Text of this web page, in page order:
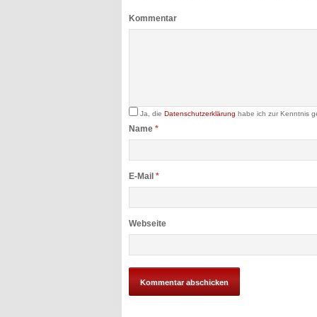
Kommentar
Ja, die Datenschutzerklärung habe ich zur Kenntnis
Name *
E-Mail *
Webseite